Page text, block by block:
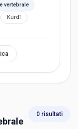
vertebrale
Kurdî
0 risultati